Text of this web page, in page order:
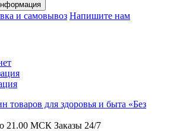
и самовывоз Напишите нам
21.00 МСК Заказы 24/7